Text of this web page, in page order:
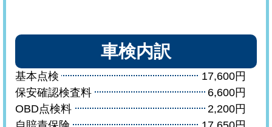
車検内訳
基本点検
17,600円
保安確認検査料
6,600円
OBD点検料
2,200円